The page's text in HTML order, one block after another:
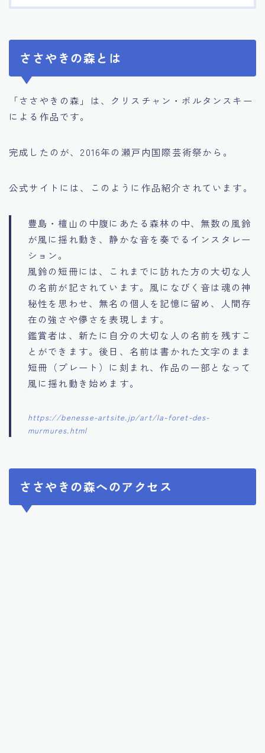
ささやきの森とは
「ささやきの森」は、クリスチャン・ボルタンスキー
による作品です。
完成したのが、2016年の瀬戸内国際芸術祭から。
公式サイトには、このように作品紹介されています。
豊島・檀山の中腹にあたる森林の中、無数の風鈴
が風に揺れ動き、静かな音を奏でるインスタレー
ション。
風鈴の短冊には、これまでに訪れた方の大切な人
の名前が記されています。風になびく音は魂の神
秘性を思わせ、無名の個人を記憶に留め、人間存
在の強さや儚さを表現します。
鑑賞者は、新たに自分の大切な人の名前を残すこ
とができます。後日、名前は書かれた文字のまま
短冊（プレート）に刻まれ、作品の一部となって
風に揺れ動き始めます。
https://benesse-artsite.jp/art/la-foret-des-
murmures.html
ささやきの森へのアクセス